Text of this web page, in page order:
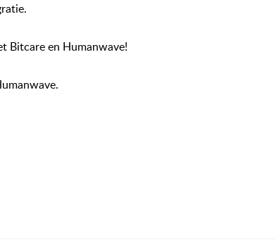
Bitcare en Humanwave!